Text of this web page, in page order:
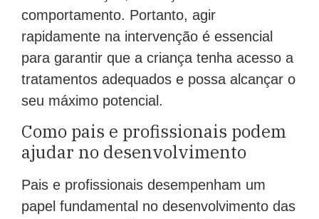
comportamento. Portanto, agir
rapidamente na intervenção é essencial
para garantir que a criança tenha acesso a
tratamentos adequados e possa alcançar o
seu máximo potencial.
Como pais e profissionais podem
ajudar no desenvolvimento
Pais e profissionais desempenham um
papel fundamental no desenvolvimento das